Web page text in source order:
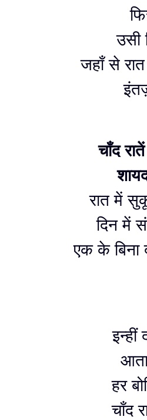
उसी
जहाँ से
चाँद
रात में
दिन में
एक के बिना
इन्हीं
हर
चाँद